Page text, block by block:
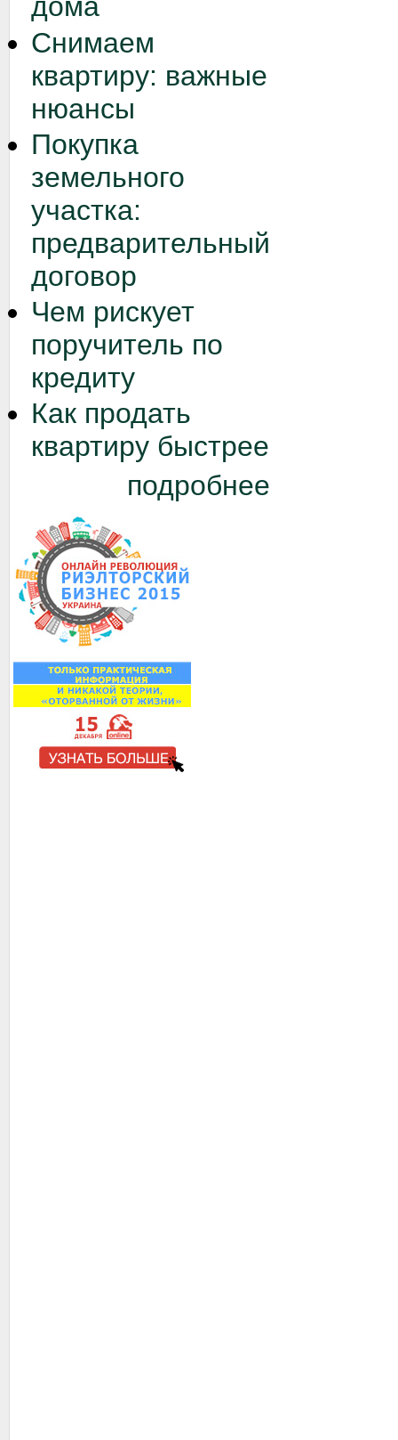
дома
Снимаем
квартиру: важные
нюансы
Покупка
земельного
участка:
предварительный
договор
Чем рискует
поручитель по
кредиту
Как продать
квартиру быстрее
подробнее